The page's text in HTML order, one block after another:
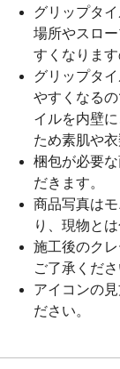
グリップタ
場所やスロ
すくなりま
グリップタ
やすくなる
イルを内壁
ため素肌や
梱包が必要
だきます。
商品写真は
り、現物と
施工後のク
ご了承くださ
アイコンの
ださい。